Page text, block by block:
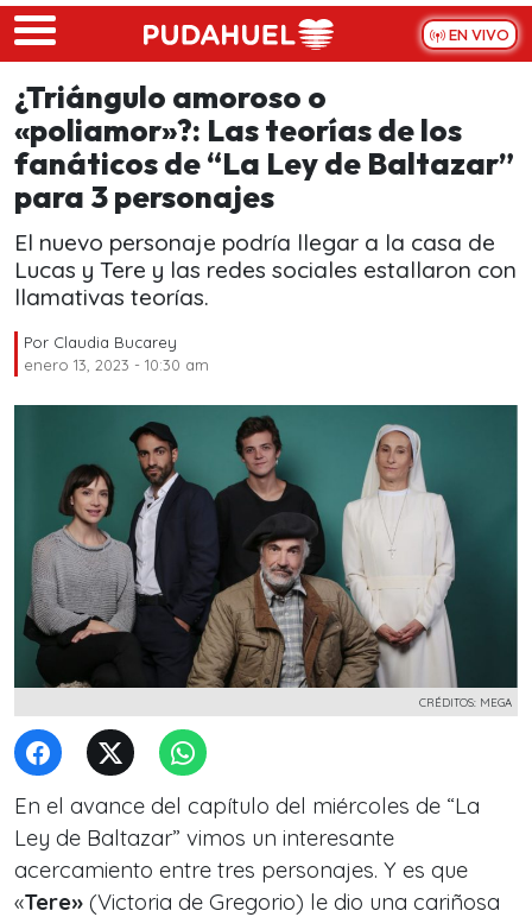
Skip to main content
EN VIVO
¿Triángulo amoroso o
«poliamor»?: Las teorías de los
fanáticos de “La Ley de Baltazar”
para 3 personajes
El nuevo personaje podría llegar a la casa de
Lucas y Tere y las redes sociales estallaron con
llamativas teorías.
Por Claudia Bucarey
enero 13, 2023 - 10:30 am
CRÉDITOS: MEGA
En el avance del capítulo del miércoles de “La
Ley de Baltazar” vimos un interesante
acercamiento entre tres personajes. Y es que
«Tere» (Victoria de Gregorio) le dio una cariñosa